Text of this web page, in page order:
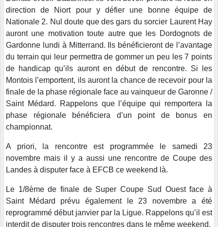
direction de Niort pour y défier une bonne équipe de
Nationale 2. Nul doute que des gars du sorcier Laurent Hay
auront une motivation toute autre que les Dordognots de
Gardonne lundi à Mitterrand. Ils bénéficieront de l’avantage
du terrain qui leur permettra de gommer un peu les 7 points
de handicap qu’ils auront en début de rencontre. Si les
Montois l’emportent, ils auront la chance de recevoir pour la
finale de la phase régionale face au vainqueur de Garonne /
Saint Médard. Rappelons que l’équipe qui remportera la
phase régionale bénéficiera d’un point de bonus en
championnat.
A priori, la rencontre est programmée le samedi 23
novembre mais il y a aussi une rencontre de Coupe des
Landes à disputer face à EFCB ce weekend là.
Le 1/8ème de finale de Super Coupe Sud Ouest face à
Saint Médard prévu également le 23 novembre a été
reprogrammé début janvier par la Ligue. Rappelons qu’il est
interdit de disputer trois rencontres dans le même weekend.